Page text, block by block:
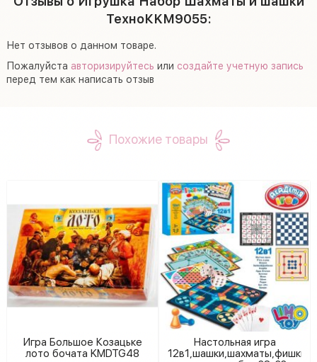
ТехноКKM9055:
Нет отзывов о данном товаре.
Пожалуйста авторизируйтесь или создайте учетную запись
перед тем как написать отзыв
Похожие товары
Игра Большое Козацьке
лото бочата KMDTG48
Настольная игра